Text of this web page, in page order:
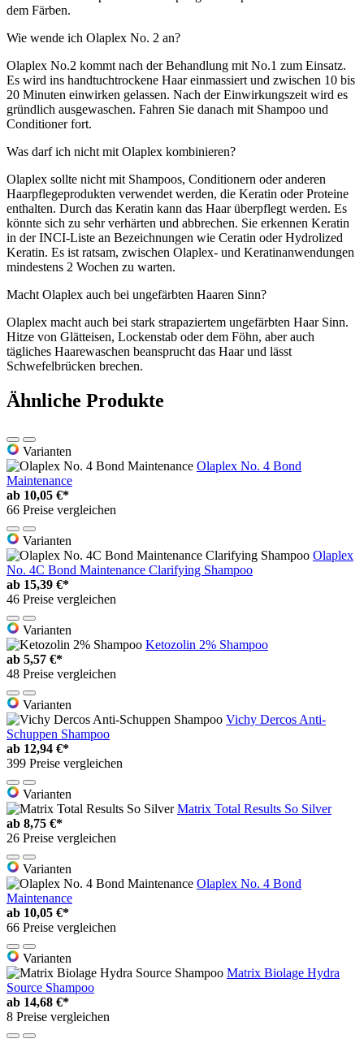
dem Färben.
Wie wende ich Olaplex No. 2 an?
Olaplex No.2 kommt nach der Behandlung mit No.1 zum Einsatz.
Es wird ins handtuchtrockene Haar einmassiert und zwischen 10 bis
20 Minuten einwirken gelassen. Nach der Einwirkungszeit wird es
gründlich ausgewaschen. Fahren Sie danach mit Shampoo und
Conditioner fort.
Was darf ich nicht mit Olaplex kombinieren?
Olaplex sollte nicht mit Shampoos, Conditionern oder anderen
Haarpflegeprodukten verwendet werden, die Keratin oder Proteine
enthalten. Durch das Keratin kann das Haar überpflegt werden. Es
könnte sich zu sehr verhärten und abbrechen. Sie erkennen Keratin
in der INCI-Liste an Bezeichnungen wie Ceratin oder Hydrolized
Keratin. Es ist ratsam, zwischen Olaplex- und Keratinanwendungen
mindestens 2 Wochen zu warten.
Macht Olaplex auch bei ungefärbten Haaren Sinn?
Olaplex macht auch bei stark strapaziertem ungefärbten Haar Sinn.
Hitze von Glätteisen, Lockenstab oder dem Föhn, aber auch
tägliches Haarewaschen beansprucht das Haar und lässt
Schwefelbrücken brechen.
Ähnliche Produkte
Varianten
Olaplex No. 4 Bond
Maintenance
ab 10,05 €*
66 Preise vergleichen
Varianten
Olaplex
No. 4C Bond Maintenance Clarifying Shampoo
ab 15,39 €*
46 Preise vergleichen
Varianten
Ketozolin 2% Shampoo
ab 5,57 €*
48 Preise vergleichen
Varianten
Vichy Dercos Anti-
Schuppen Shampoo
ab 12,94 €*
399 Preise vergleichen
Varianten
Matrix Total Results So Silver
ab 8,75 €*
26 Preise vergleichen
Varianten
Olaplex No. 4 Bond
Maintenance
ab 10,05 €*
66 Preise vergleichen
Varianten
Matrix Biolage Hydra
Source Shampoo
ab 14,68 €*
8 Preise vergleichen